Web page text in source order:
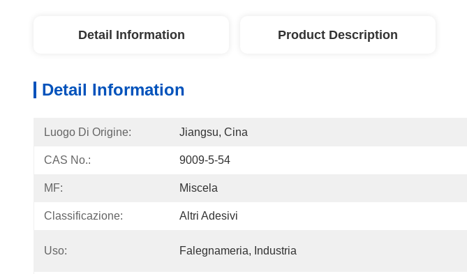
Detail Information Product Description
Detail Information
Luogo Di Origine: Jiangsu, Cina
CAS No.: 9009-5-54
MF: Miscela
Classificazione: Altri Adesivi
Uso: Falegnameria, Industria